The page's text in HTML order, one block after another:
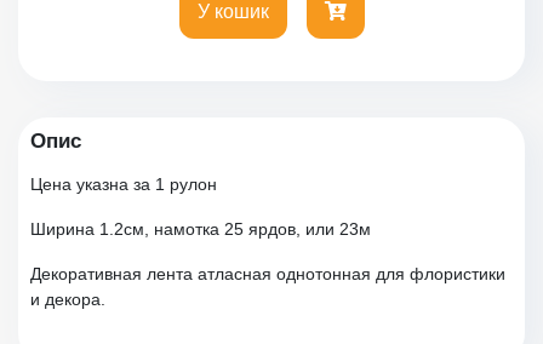
У кошик
Опис
Цена указна за 1 рулон
Ширина 1.2см, намотка 25 ярдов, или 23м
Декоративная лента атласная однотонная для флористики
и декора.